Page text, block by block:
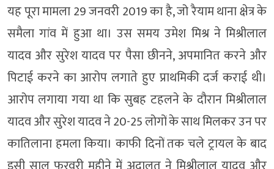
यह पूरा मामला 29 जनवरी 2019 का है, जो रैयाम थाना क्षेत्र के
समैला गांव में हुआ था। उस समय उमेश मिश्र ने मिश्रीलाल
यादव और सुरेश यादव पर पैसा छीनने, अपमानित करने और
पिटाई करने का आरोप लगाते हुए प्राथमिकी दर्ज कराई थी।
आरोप लगाया गया था कि सुबह टहलने के दौरान मिश्रीलाल
यादव और सुरेश यादव ने 20-25 लोगों के साथ मिलकर उन पर
कातिलाना हमला किया। काफी दिनों तक चले ट्रायल के बाद